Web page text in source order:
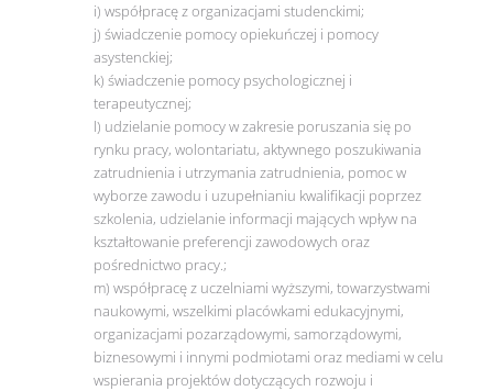
i) współpracę z organizacjami studenckimi;
j) świadczenie pomocy opiekuńczej i pomocy
asystenckiej;
k) świadczenie pomocy psychologicznej i
terapeutycznej;
l) udzielanie pomocy w zakresie poruszania się po
rynku pracy, wolontariatu, aktywnego poszukiwania
zatrudnienia i utrzymania zatrudnienia, pomoc w
wyborze zawodu i uzupełnianiu kwalifikacji poprzez
szkolenia, udzielanie informacji mających wpływ na
kształtowanie preferencji zawodowych oraz
pośrednictwo pracy.;
m) współpracę z uczelniami wyższymi, towarzystwami
naukowymi, wszelkimi placówkami edukacyjnymi,
organizacjami pozarządowymi, samorządowymi,
biznesowymi i innymi podmiotami oraz mediami w celu
wspierania projektów dotyczących rozwoju i